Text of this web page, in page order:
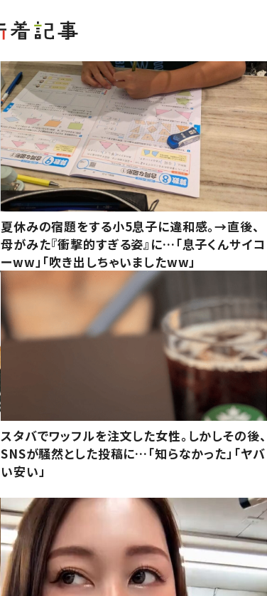
夏休みの宿題をする小5息子に違和感。→直後、
母がみた『衝撃的すぎる姿』に…「息子くんサイコ
ーww」「吹き出しちゃいましたww」
スタバでワッフルを注文した女性。しかしその後、
SNSが騒然とした投稿に…「知らなかった」「ヤバ
い安い」